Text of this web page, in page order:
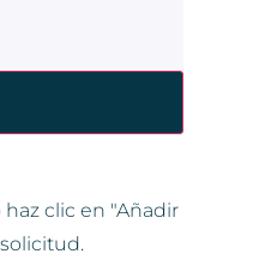
clic en "Añadir